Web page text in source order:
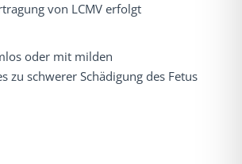
von LCMV erfolgt
oder mit milden
zu schwerer Schädigung des Fetus